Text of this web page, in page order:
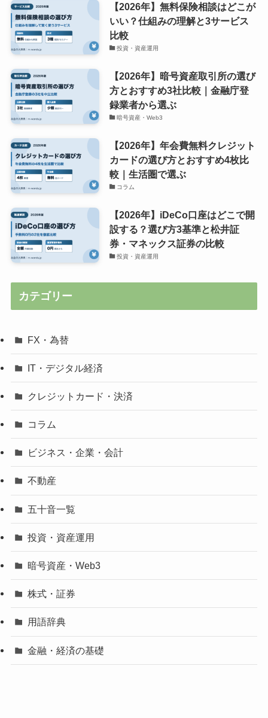
【2026年】無料保険相談はどこが
いい？仕組みの理解と3サービス
比較
投資・資産運用
【2026年】暗号資産取引所の選び
方とおすすめ3社比較｜金融庁登
録業者から選ぶ
暗号資産・Web3
【2026年】年会費無料クレジット
カードの選び方とおすすめ4枚比
較｜生活圏で選ぶ
コラム
【2026年】iDeCo口座はどこで開
設する？選び方3基準と松井証
券・マネックス証券の比較
投資・資産運用
カテゴリー
FX・為替
IT・デジタル経済
クレジットカード・決済
コラム
ビジネス・企業・会計
不動産
五十音一覧
投資・資産運用
暗号資産・Web3
株式・証券
用語辞典
金融・経済の基礎